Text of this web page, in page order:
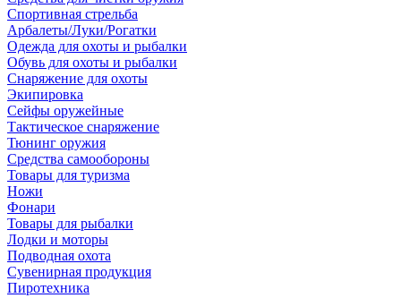
Спортивная стрельба
Арбалеты/Луки/Рогатки
Одежда для охоты и рыбалки
Обувь для охоты и рыбалки
Снаряжение для охоты
Экипировка
Сейфы оружейные
Тактическое снаряжение
Тюнинг оружия
Средства самообороны
Товары для туризма
Ножи
Фонари
Товары для рыбалки
Лодки и моторы
Подводная охота
Сувенирная продукция
Пиротехника